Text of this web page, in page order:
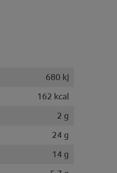
680 kJ
162 kcal
2 g
24 g
14 g